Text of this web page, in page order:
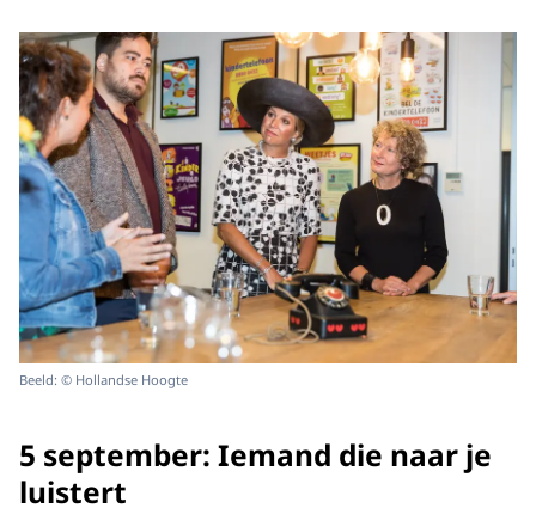
Beeld: © Hollandse Hoogte
5 september: Iemand die naar je
luistert